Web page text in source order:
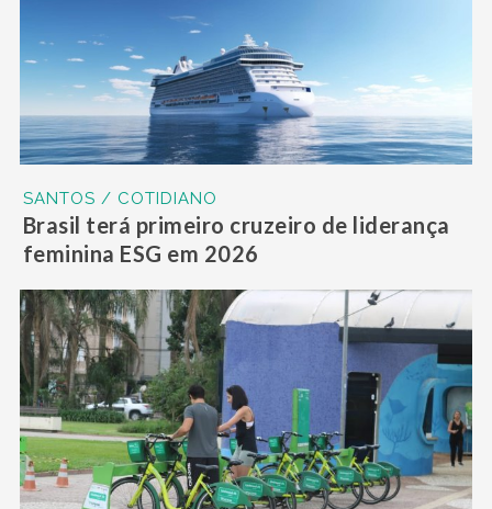
SANTOS / COTIDIANO
Brasil terá primeiro cruzeiro de liderança
feminina ESG em 2026